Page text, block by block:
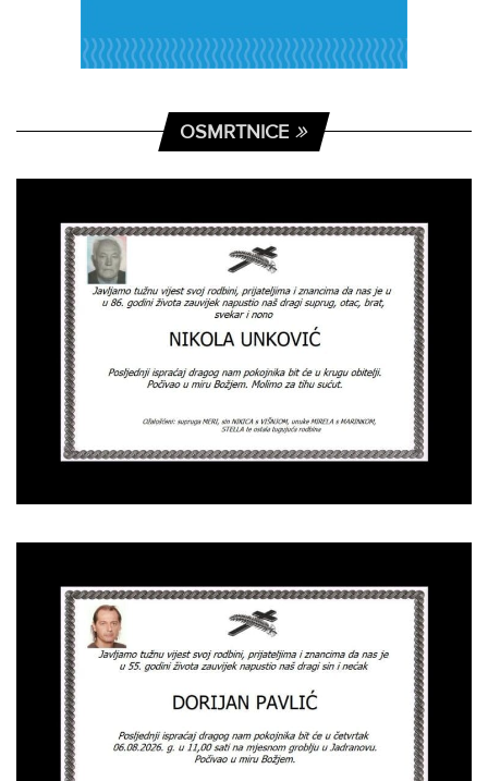
OSMRTNICE